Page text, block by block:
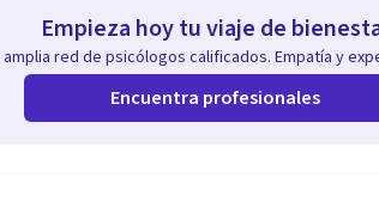
Empieza hoy tu viaje de
amplia red de psicólogos calificados. Empatía y
Encuentra profesionales